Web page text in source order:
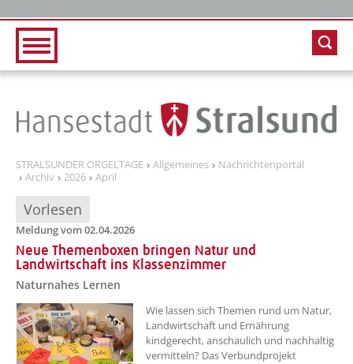
STRALSUNDER ORGELTAGE Allgemeines
Nachrichtenportal
Archiv
2026 April
Vorlesen
Meldung vom 02.04.2026
Neue Themenboxen bringen Natur und
Landwirtschaft ins Klassenzimmer
Naturnahes Lernen
??? absaetzeOben[1]/titel ???
Wie lassen sich Themen rund um Natur,
Landwirtschaft und Ernährung
kindgerecht, anschaulich und nachhaltig
vermitteln? Das Verbundprojekt